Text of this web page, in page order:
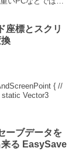
座標とスクリ
{ //
static Vector3
ーブデータを
る EasySave